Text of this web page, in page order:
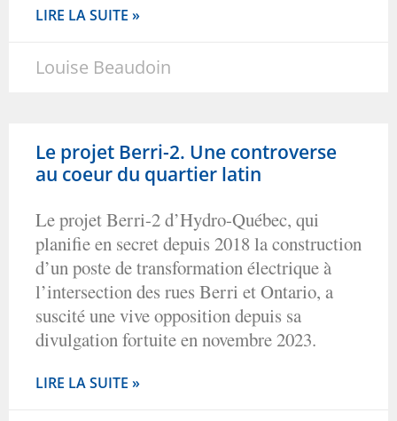
LIRE LA SUITE »
Louise Beaudoin
Le projet Berri-2. Une controverse
au coeur du quartier latin
Le projet Berri-2 d’Hydro-Québec, qui
planifie en secret depuis 2018 la construction
d’un poste de transformation électrique à
l’intersection des rues Berri et Ontario, a
suscité une vive opposition depuis sa
divulgation fortuite en novembre 2023.
LIRE LA SUITE »